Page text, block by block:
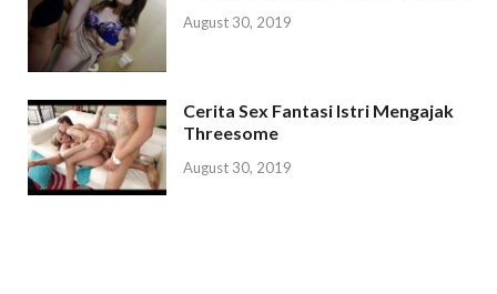
August 30, 2019
Cerita Sex Fantasi Istri Mengajak
Threesome
August 30, 2019